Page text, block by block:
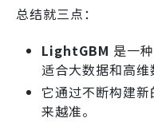
总结就三点：
LightGBM 是一
适合大数据和高维
它通过不断构建
来越准。